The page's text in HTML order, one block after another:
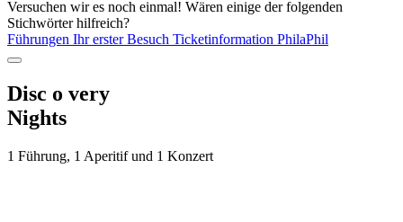
Versuchen wir es noch einmal! Wären einige der folgenden
Stichwörter hilfreich?
Führungen Ihr erster Besuch Ticketinformation PhilaPhil
Disc o very
Nights
1 Führung, 1 Aperitif und 1 Konzert